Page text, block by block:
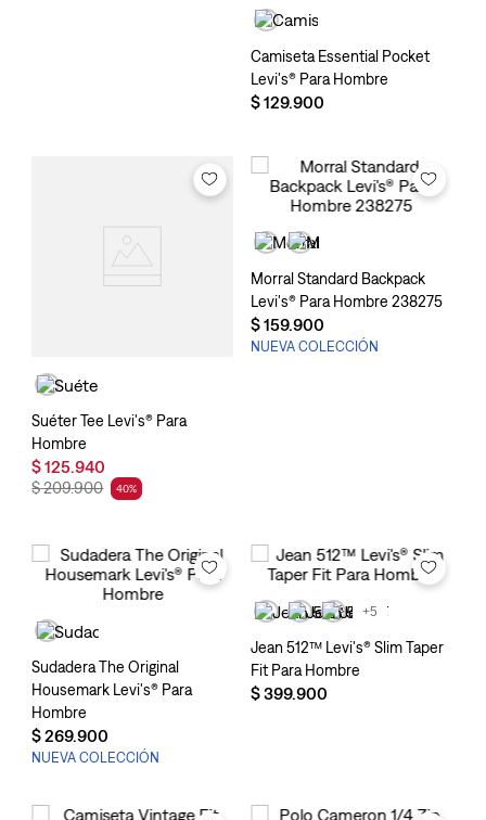
Camiseta Essential Pocket
Levi's® Para Hombre
$129.900
Suéter Tee Levi's® Para
Hombre
$125.940
$209.900 40%
Morral Standard Backpack
Levi's® Para Hombre 238275
$159.900
NUEVA COLECCIÓN
Sudadera The Original
Housemark Levi's® Para
Hombre
$269.900
NUEVA COLECCIÓN
+5
Jean 512™ Levi's® Slim Taper
Fit Para Hombre
$399.900